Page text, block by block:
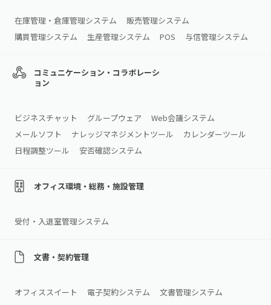
在庫管理・倉庫管理システム
販売管理システム
購買管理システム
生産管理システム POS 与信管理システム
コミュニケーション・コラボレーシ
ョン
ビジネスチャット グループウェア
Web会議システム
メールソフト
ナレッジマネジメントツール
カレンダーツール
日程調整ツール
安否確認システム
オフィス環境・総務・施設管理
受付・入退室管理システム
文書・契約管理
オフィススイート 電子契約システム
文書管理システム